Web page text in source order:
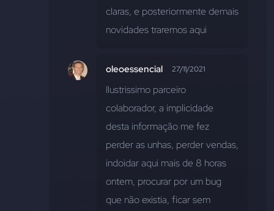
claras, e posteriormente demais
novidades traremos aqui
oleoessencial 27/11/2021
Ilustrissimo parceiro
colaborador, a implicidade
desta informação me fez
perder as unhas, perder vendas,
indoidar aqui mais de 8 horas
ontem, procurar por um bug
que não existia, ficar sem